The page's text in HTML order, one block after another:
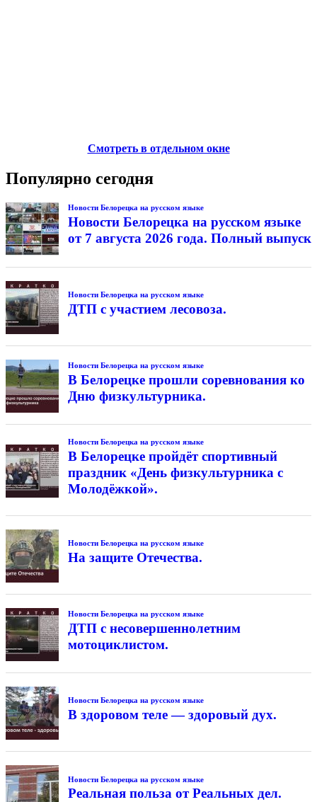
Смотреть в отдельном окне
Популярно сегодня
Новости Белорецка на русском языке
Новости Белорецка на русском языке
от 7 августа 2026 года. Полный выпуск
Новости Белорецка на русском языке
ДТП с участием лесовоза.
Новости Белорецка на русском языке
В Белорецке прошли соревнования ко
Дню физкультурника.
Новости Белорецка на русском языке
В Белорецке пройдёт спортивный
праздник «День физкультурника с
Молодёжкой».
Новости Белорецка на русском языке
На защите Отечества.
Новости Белорецка на русском языке
ДТП с несовершеннолетним
мотоциклистом.
Новости Белорецка на русском языке
В здоровом теле — здоровый дух.
Новости Белорецка на русском языке
Реальная польза от Реальных дел.